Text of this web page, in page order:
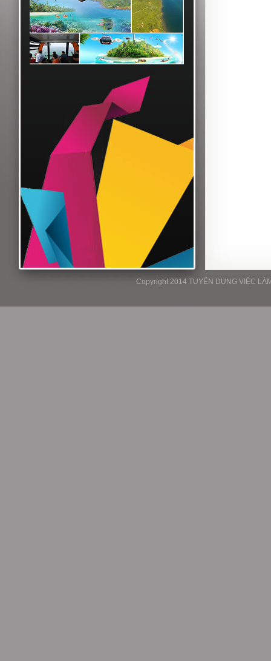
Copyright 2014 TUYỂN DỤNG VIỆC